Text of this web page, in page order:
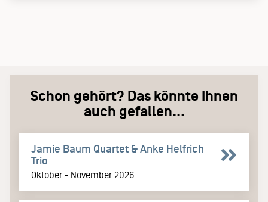
Schon gehört? Das könnte Ihnen
auch gefallen...
Jamie Baum Quartet & Anke Helfrich
Trio
Oktober - November 2026